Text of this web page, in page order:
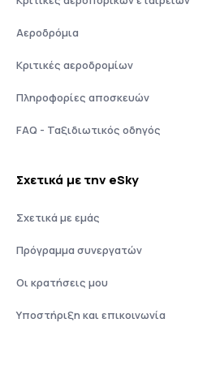
Αεροδρόμια
Κριτικές αεροδρομίων
Πληροφορίες αποσκευών
FAQ - Ταξιδιωτικός οδηγός
Σχετικά με την eSky
Σχετικά με εμάς
Πρόγραμμα συνεργατών
Οι κρατήσεις μου
Υποστήριξη και επικοινωνία